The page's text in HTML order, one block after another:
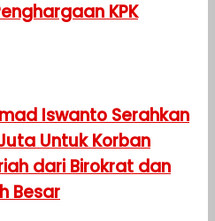
KPK
Iswanto Serahkan
Untuk Korban
dari Birokrat dan
Besar